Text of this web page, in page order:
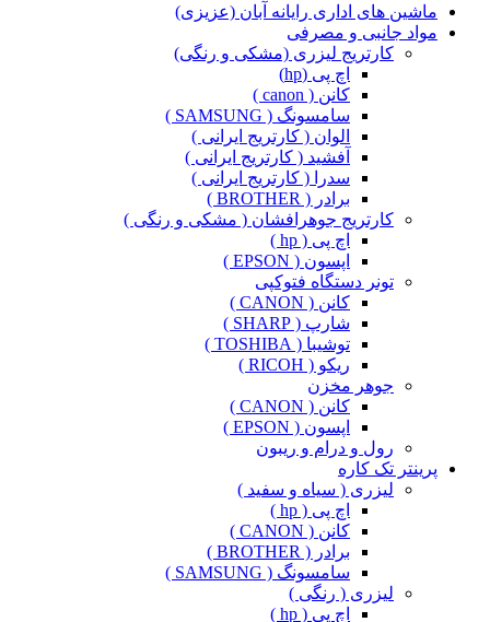
ماشین های اداری رایانه آبان (عزیزی)
مواد جانبی و مصرفی
کارتریج لیزری (مشکی و رنگی)
اچ پی (hp)
کانن ( canon )
سامسونگ ( SAMSUNG )
الوان ( کارتریج ایرانی )
آفشید ( کارتریج ایرانی )
سدرا ( کارتریج ایرانی )
برادر ( BROTHER )
کارتریج جوهرافشان ( مشکی و رنگی )
اچ پی ( hp )
اپسون ( EPSON )
تونر دستگاه فتوکپی
کانن ( CANON )
شارپ ( SHARP )
توشیبا ( TOSHIBA )
ریکو ( RICOH )
جوهر مخزن
کانن ( CANON )
اپسون ( EPSON )
رول و درام و ریبون
پرینتر تک کاره
لیزری ( سیاه و سفید )
اچ پی ( hp )
کانن ( CANON )
برادر ( BROTHER )
سامسونگ ( SAMSUNG )
لیزری ( رنگی )
اچ پی ( hp )